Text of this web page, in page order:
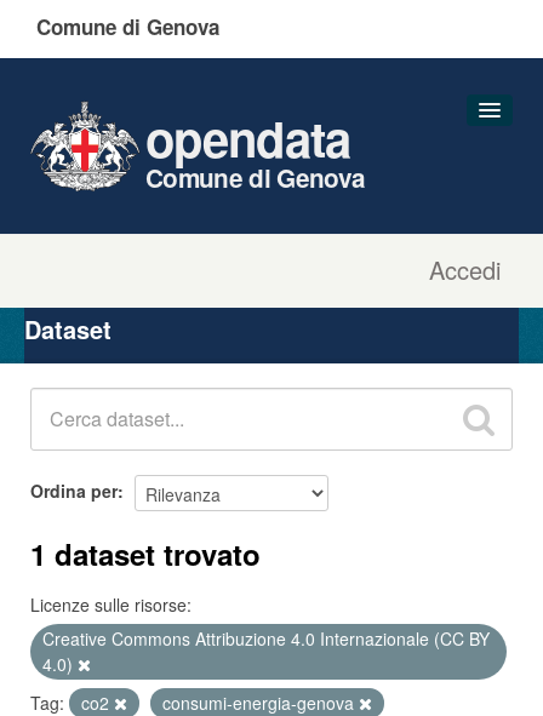
Comune di Genova
Accedi
opendata
Comune di Genova
Organizzazioni
Gruppi
Dataset
Ordina per
1 dataset trovato
Licenze sulle risorse:
Creative Commons Attribuzione 4.0 Internazionale (CC BY
4.0)
Tag:
co2
consumi-energia-genova